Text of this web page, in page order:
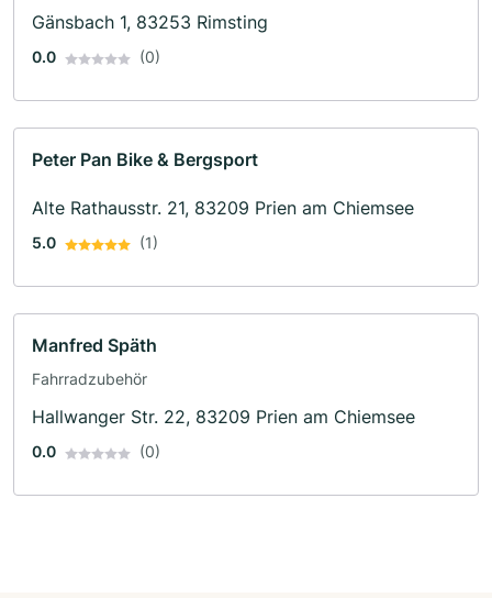
Gänsbach 1, 83253 Rimsting
0.0 (0)
Peter Pan Bike & Bergsport
Alte Rathausstr. 21, 83209 Prien am Chiemsee
5.0 (1)
Manfred Späth
Fahrradzubehör
Hallwanger Str. 22, 83209 Prien am Chiemsee
0.0 (0)